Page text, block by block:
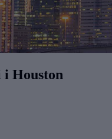
i Houston